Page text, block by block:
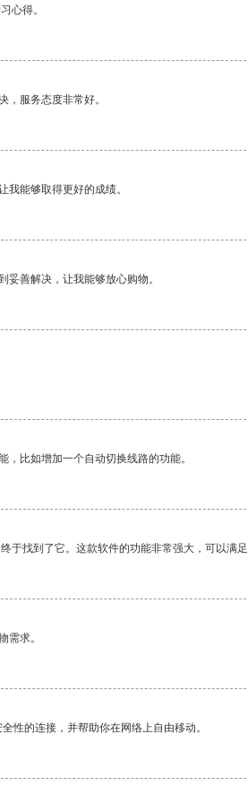
心得。
，服务态度非常好。
能够取得更好的成绩。
善解决，让我能够放心购物。
比如增加一个自动切换线路的功能。
于找到了它。这款软件的功能非常强大，可以满
需求。
性的连接，并帮助你在网络上自由移动。